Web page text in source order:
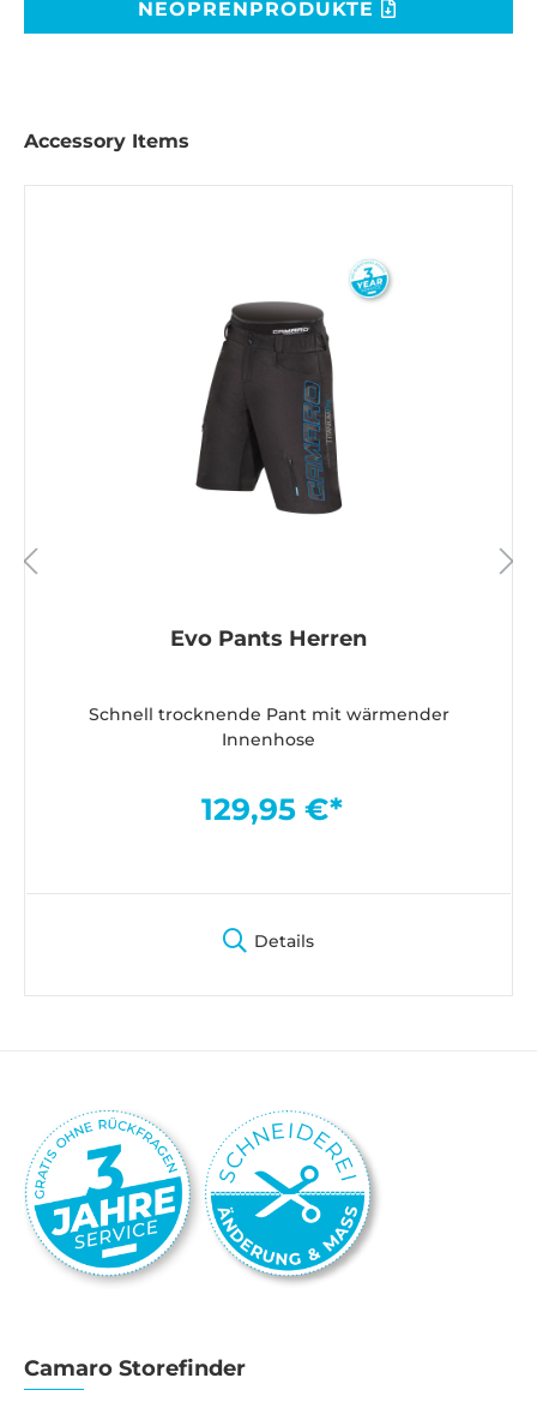
NEOPRENPRODUKTE
Accessory Items
Evo Pants Herren
Schnell trocknende Pant mit wärmender
Innenhose
129,95 €*
Details
Camaro Storefinder